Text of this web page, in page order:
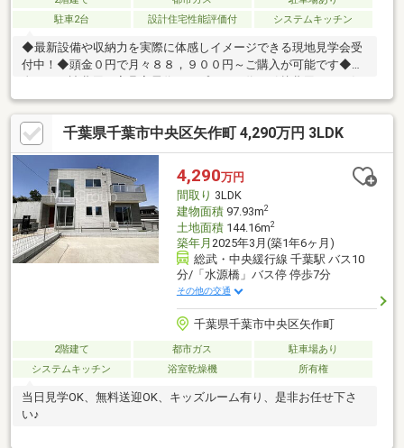
駐車2台
設計住宅性能評価付 システムキッチン
◆最新設備や収納力を実際に体感しイメージできる現地見学会受
付中！◆頭金０円で月々８８，９００円～ご購入が可能です◆頭
せ下さい！◆４LDK＋駐車スペース並列２台分ございます♪◆ＪＲ
総武本線『千葉駅』までバス１０分で通勤も便利です♪◆星久喜
小学校・星久喜中学校です♪◆ランドロームまで徒歩１１分でお
買い物が便利です♪◆家族が集うLDKは１８帖ございます♪◆シュ
ーズインクローク・パントリー・カップボード・食器洗浄乾燥機
など充実の仕様♪～住宅ローンに強い！無料相談会開催中～■頭
金・諸費用がない■オートローンや他に借入がある
千葉県千葉市中央区矢作町 4,290万円 3LDK
4,290万円
間取り 3LDK
建物面積97.93m2
土地面積144.16m2
築年月 2025年3月(築1年6ヶ月)
総武・中央緩行線 千葉駅 バス10
分/「水源橋」バス停 停歩7分
その他の交通
千葉県千葉市中央区矢作町
2階建て 都市ガス
駐車場あり
システムキッチン
浴室乾燥機 所有権
当日見学OK、無料送迎OK、キッズルーム有り、是非お任せ下さ
い♪